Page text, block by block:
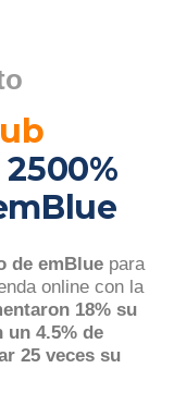
de emBlue para
online con la
18% su
4.5% de
25 veces su